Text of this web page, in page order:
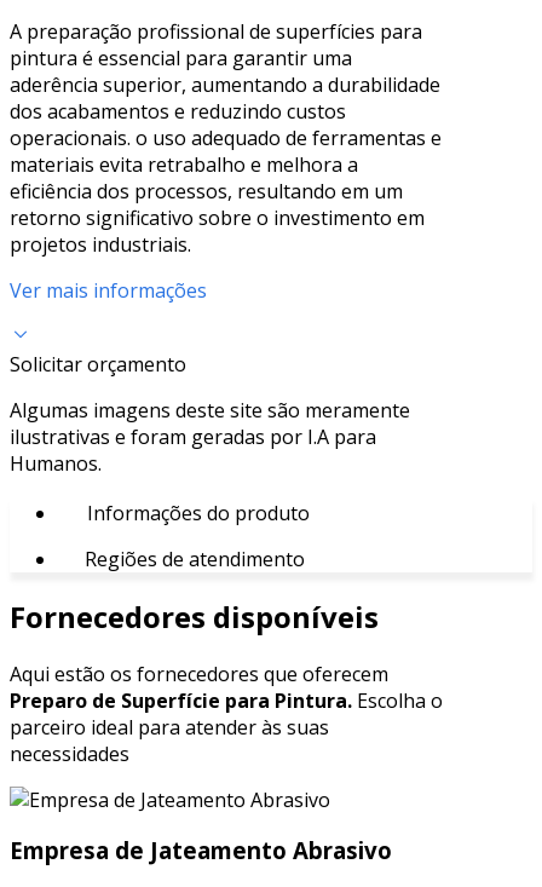
A preparação profissional de superfícies para
pintura é essencial para garantir uma
aderência superior, aumentando a durabilidade
dos acabamentos e reduzindo custos
operacionais. o uso adequado de ferramentas e
materiais evita retrabalho e melhora a
eficiência dos processos, resultando em um
retorno significativo sobre o investimento em
projetos industriais.
Ver mais informações
Solicitar orçamento
Algumas imagens deste site são meramente
ilustrativas e foram geradas por I.A para
Humanos.
Informações do produto
Regiões de atendimento
Fornecedores disponíveis
Aqui estão os fornecedores que oferecem
Preparo de Superfície para Pintura. Escolha o
parceiro ideal para atender às suas
necessidades
Empresa de Jateamento Abrasivo